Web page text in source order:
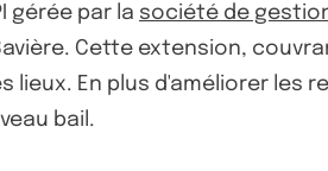
gérée par la société de gestion
Cette extension,
En plus d'améliorer
bail.